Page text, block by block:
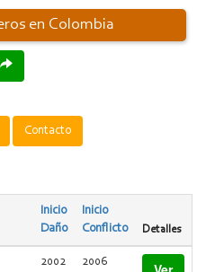
en Colombia
Contacto
Inicio
Daño
Inicio
Conflicto
Detalles
2002 2006